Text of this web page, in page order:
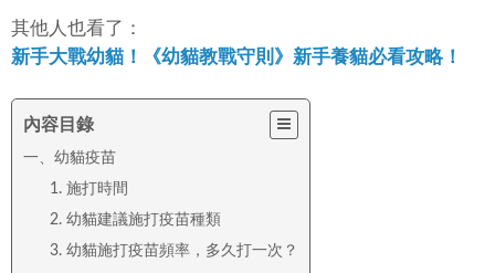
其他人也看了：
新手大戰幼貓！《幼貓教戰守則》新手養貓必看攻略！
內容目錄
一、幼貓疫苗
1. 施打時間
2. 幼貓建議施打疫苗種類
3. 幼貓施打疫苗頻率，多久打一次？